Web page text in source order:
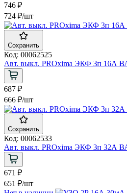
746 ₽
724 ₽/шт
Сохранить
Код: 00062525
Авт. выкл. PROxima ЭКФ 3п 16А
687 ₽
666 ₽/шт
Сохранить
Код: 00062533
Авт. выкл. PROxima ЭКФ 3п 32А
671 ₽
651 ₽/шт